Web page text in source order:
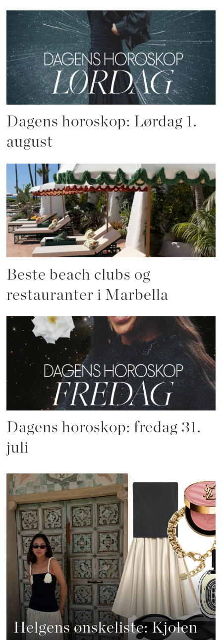
Dagens horoskop: Lørdag 1.
august
Beste beach clubs og
restauranter i Marbella
Dagens horoskop: fredag 31.
juli
Helgens ønskeliste: Kjolen